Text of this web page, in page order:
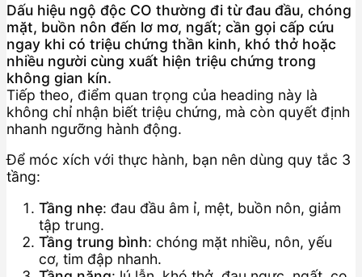
Dấu hiệu ngộ độc CO thường đi từ đau đầu, chóng
mặt, buồn nôn đến lơ mơ, ngất; cần gọi cấp cứu
ngay khi có triệu chứng thần kinh, khó thở hoặc
nhiều người cùng xuất hiện triệu chứng trong
không gian kín.
Tiếp theo, điểm quan trọng của heading này là
không chỉ nhận biết triệu chứng, mà còn quyết định
nhanh ngưỡng hành động.
Để móc xích với thực hành, bạn nên dùng quy tắc 3
tầng:
Tầng nhẹ: đau đầu âm ỉ, mệt, buồn nôn, giảm
tập trung.
Tầng trung bình: chóng mặt nhiều, nôn, yếu
cơ, tim đập nhanh.